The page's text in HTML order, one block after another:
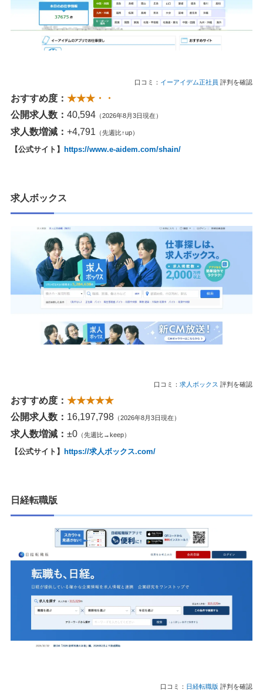
口コミ： イーアイデム正社員 評判を確認
おすすめ度： ★★★・・
公開求人数： 40,594 （2026年8月3日現在）
求人数増減： +4,791 （先週比↑up）
【公式サイト】 https://www.e-aidem.com/shain/
求人ボックス
口コミ： 求人ボックス 評判を確認
おすすめ度： ★★★★★
公開求人数： 16,197,798 （2026年8月3日現在）
求人数増減： ±0 （先週比→keep）
【公式サイト】 https://求人ボックス.com/
日経転職版
口コミ： 日経転職版 評判を確認